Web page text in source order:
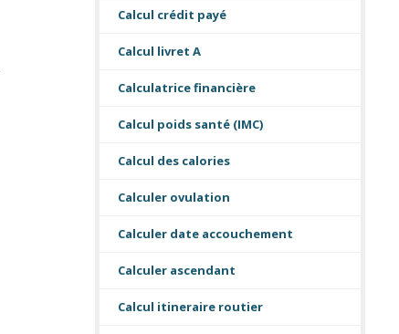
Calcul crédit payé
Calcul livret A
Calculatrice financière
Calcul poids santé (IMC)
Calcul des calories
Calculer ovulation
Calculer date accouchement
Calculer ascendant
Calcul itineraire routier